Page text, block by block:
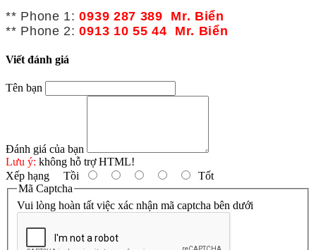
** Phone 1: 0939 287 389 Mr. Biển
** Phone 2: 0913 10 55 44 Mr. Biển
Viết đánh giá
Tên bạn
Đánh giá của bạn
Lưu ý: không hỗ trợ HTML!
Xếp hạng Tồi
Tốt
Mã Captcha
Vui lòng hoàn tất việc xác nhận mã captcha bên dưới